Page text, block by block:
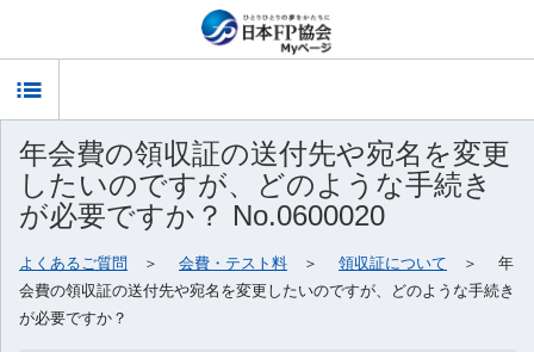
年会費の領収証の送付先や宛名を変更
したいのですが、どのような手続き
が必要ですか？ No.0600020
よくあるご質問 ＞ 会費・テスト料 ＞ 領収証について ＞ 年
会費の領収証の送付先や宛名を変更したいのですが、どのような手続き
が必要ですか？